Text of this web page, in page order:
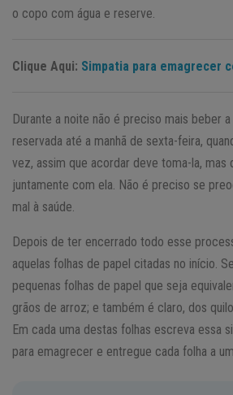
o copo com água e reserve.
Clique Aqui: Simpatia para emagrecer
Durante a noite não é preciso mais beber
reservada até a manhã de sexta-feira,
vez, assim que acordar deve toma-la, mas
juntamente com ela. Não é preciso se
mal à saúde.
Depois de ter encerrado todo esse
aquelas folhas de papel citadas no início.
pequenas folhas de papel que seja
grãos de arroz; e também é claro, dos
Em cada uma destas folhas escreva essa
para emagrecer e entregue cada folha a